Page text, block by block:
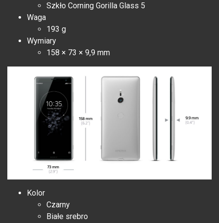
Szkło Corning Gorilla Glass 5
Waga
193 g
Wymiary
158 × 73 × 9,9 mm
Kolor
Czarny
Białe srebro